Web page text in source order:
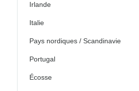
Irlande
Italie
Pays nordiques / Scandinavie
Portugal
Écosse